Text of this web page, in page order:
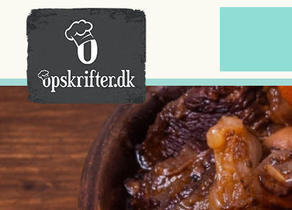
Der er ingen varer i din kurv.